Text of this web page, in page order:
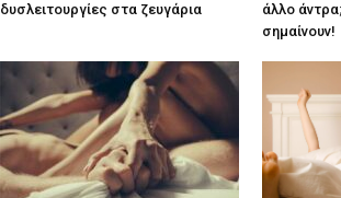
δυσλειτουργίες στα ζευγάρια
άλλο
σημαίνουν!